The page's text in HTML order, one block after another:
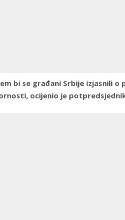
bi se građani Srbije izjasnili
ocijenio je